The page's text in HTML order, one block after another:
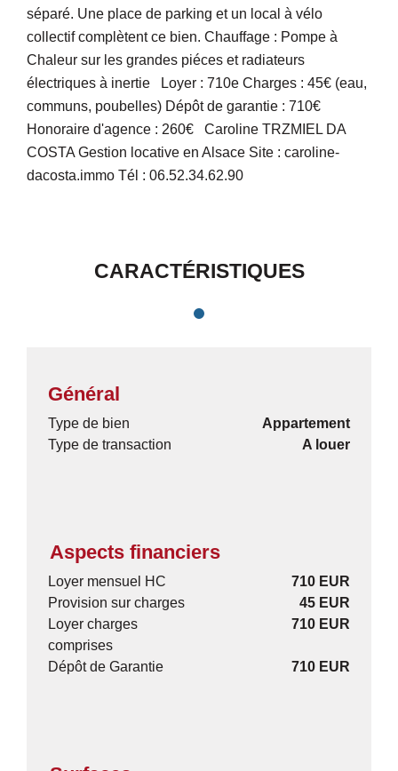
séparé. Une place de parking et un local à vélo
collectif complètent ce bien. Chauffage : Pompe à
Chaleur sur les grandes piéces et radiateurs
électriques à inertie Loyer : 710e Charges : 45€ (eau,
communs, poubelles) Dépôt de garantie : 710€
Honoraire d'agence : 260€ Caroline TRZMIEL DA
COSTA Gestion locative en Alsace Site : caroline-
dacosta.immo Tél : 06.52.34.62.90
CARACTÉRISTIQUES
Général
Type de bien
Appartement
Type de transaction
A louer
Aspects financiers
Loyer mensuel HC
710 EUR
Provision sur charges
45 EUR
Loyer charges
comprises
710 EUR
Dépôt de Garantie 710 EUR